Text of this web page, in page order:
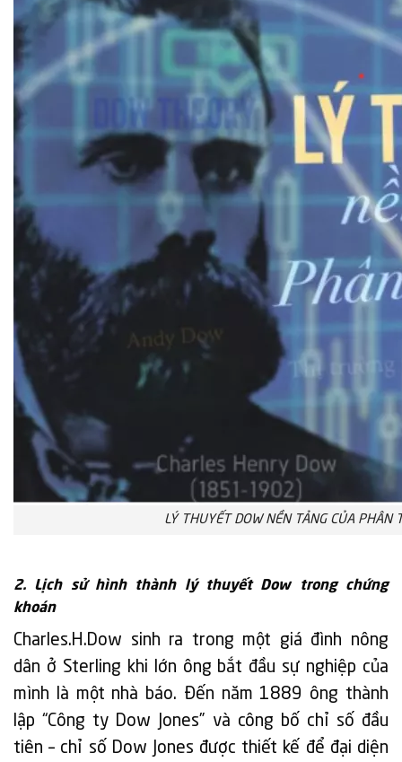
LÝ THUYẾT DOW NỀN TẢNG CỦA PHÂN
2. Lịch sử hình thành lý thuyết Dow trong chứng
khoán
Charles.H.Dow sinh ra trong một giá đình nông
dân ở Sterling khi lớn ông bắt đầu sự nghiệp của
mình là một nhà báo. Đến năm 1889 ông thành
lập “Công ty Dow Jones” và công bố chỉ số đầu
tiên – chỉ số Dow Jones được thiết kế để đại diện